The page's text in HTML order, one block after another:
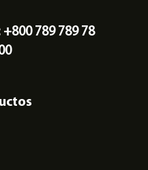
789 789 78